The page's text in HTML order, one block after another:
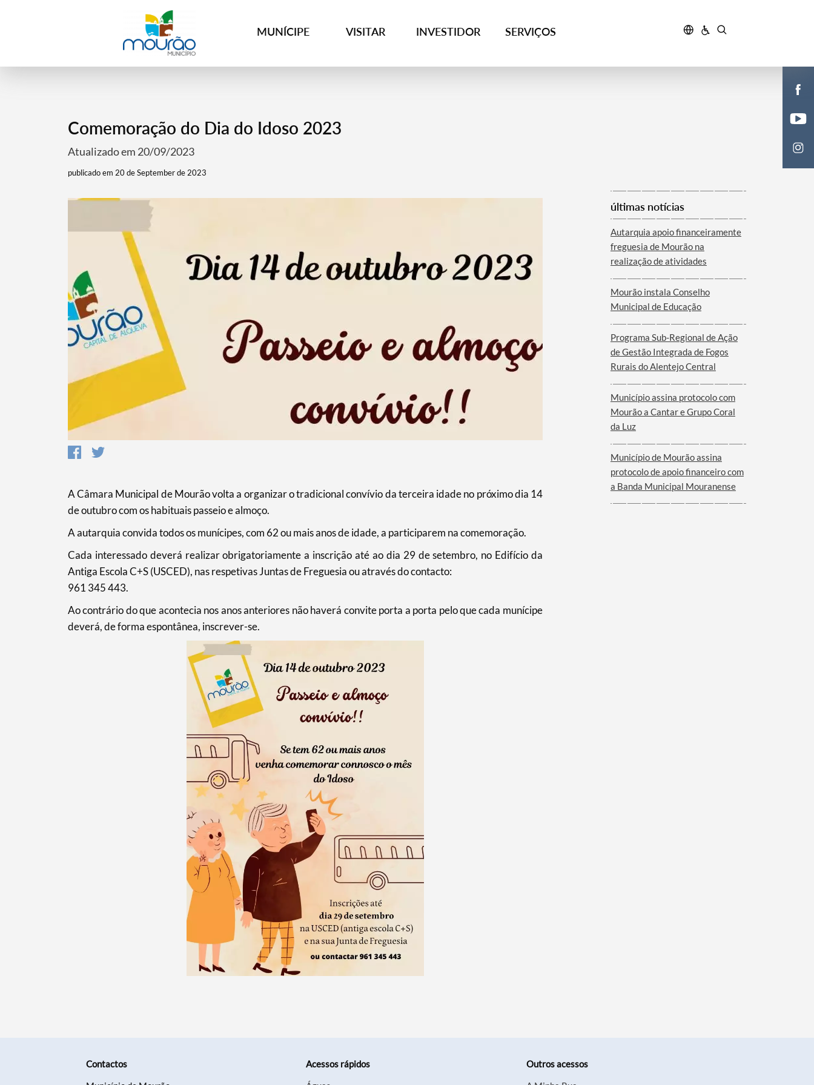
MUNÍCIPE VISITAR INVESTIDOR SERVIÇOS
Termo de Pesquisa
Categorias gerais
Comemoração do Dia do Idoso 2023
Atualizado em 20/09/2023
publicado em 20 de September de 2023
A Câmara Municipal de Mourão volta a organizar o tradicional convívio da terceira idade no próximo dia 14
de outubro com os habituais passeio e almoço.
A autarquia convida todos os munícipes, com 62 ou mais anos de idade, a participarem na comemoração.
Cada interessado deverá realizar obrigatoriamente a inscrição até ao dia 29 de setembro, no Edifício da
Antiga Escola C+S (USCED), nas respetivas Juntas de Freguesia ou através do contacto:
961 345 443.
Ao contrário do que acontecia nos anos anteriores não haverá convite porta a porta pelo que cada munícipe
deverá, de forma espontânea, inscrever-se.
últimas notícias
Autarquia apoio financeiramente
freguesia de Mourão na
realização de atividades
Mourão instala Conselho
Municipal de Educação
Programa Sub-Regional de Ação
de Gestão Integrada de Fogos
Rurais do Alentejo Central
Município assina protocolo com
Mourão a Cantar e Grupo Coral
da Luz
Município de Mourão assina
protocolo de apoio financeiro com
a Banda Municipal Mouranense
Contactos
Acessos rápidos
Outros acessos